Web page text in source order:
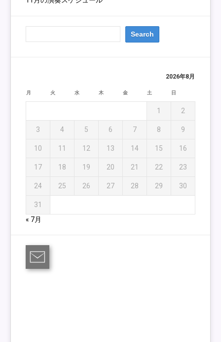
2026年8月
月 火 水 木 金 土 日
1 2
3 4 5 6 7 8 9
10 11 12 13 14 15 16
17 18 19 20 21 22 23
24 25 26 27 28 29 30
31
« 7月